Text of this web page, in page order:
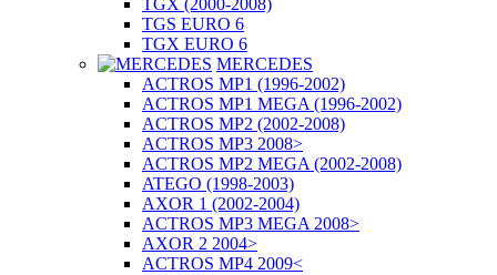
TGX (2000-2008)
TGS EURO 6
TGX EURO 6
MERCEDES
ACTROS MP1 (1996-2002)
ACTROS MP1 MEGA (1996-2002)
ACTROS MP2 (2002-2008)
ACTROS MP3 2008>
ACTROS MP2 MEGA (2002-2008)
ATEGO (1998-2003)
AXOR 1 (2002-2004)
ACTROS MP3 MEGA 2008>
AXOR 2 2004>
ACTROS MP4 2009<